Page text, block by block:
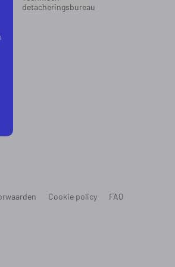
detacheringsbureau
Cookie policy FAQ